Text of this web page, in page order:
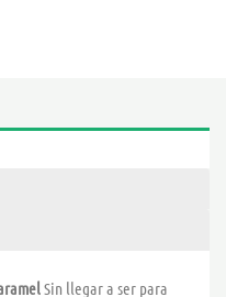
Sin llegar a ser para